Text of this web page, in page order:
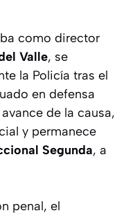
como director
Valle, se
la Policía tras el
en defensa
de la causa,
y permanece
Segunda, a
penal, el